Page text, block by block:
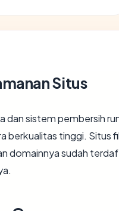
Situs
dan sistem pembersih
berkualitas tinggi. Situs
domainnya sudah